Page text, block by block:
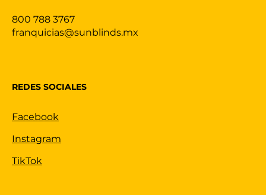
800 788 3767
franquicias@sunblinds.mx
REDES SOCIALES
Facebook
Instagram
TikTok